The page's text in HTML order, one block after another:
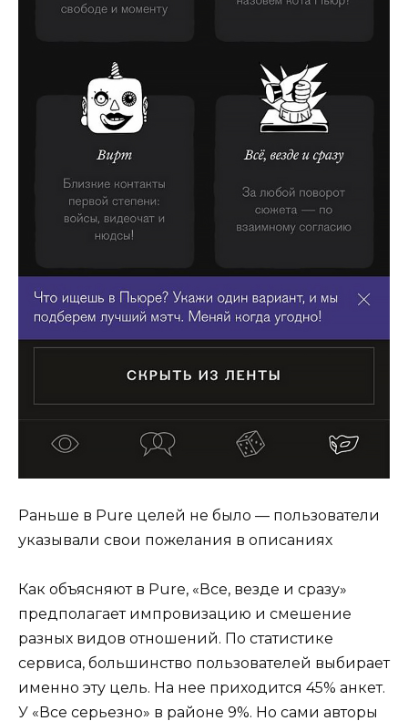
Раньше в Pure целей не было — пользователи
указывали свои пожелания в описаниях
Как объясняют в Pure, «Все, везде и сразу»
предполагает импровизацию и смешение
разных видов отношений. По статистике
сервиса, большинство пользователей выбирает
именно эту цель. На нее приходится 45% анкет.
У «Все серьезно» в районе 9%. Но сами авторы